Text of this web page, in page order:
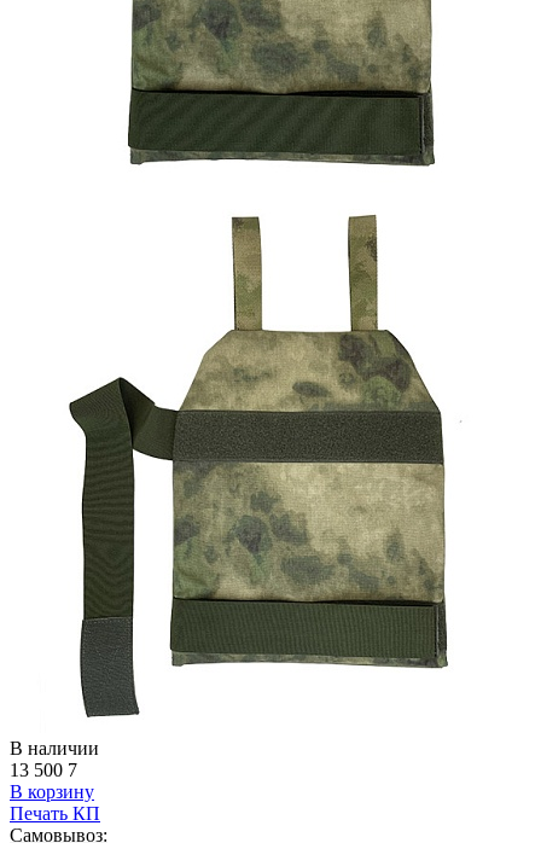
В наличии
13 500 7
В корзину
Печать КП
Самовывоз: